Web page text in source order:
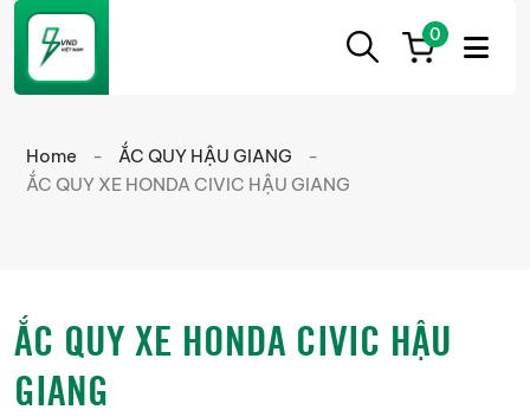
ẮC
CẦN
THƠ
Ắc
Cần
tốt
0
Home - ẮC QUY HẬU GIANG
-
ẮC QUY XE HONDA CIVIC HẬU GIANG
ẮC QUY XE HONDA CIVIC HẬU
GIANG